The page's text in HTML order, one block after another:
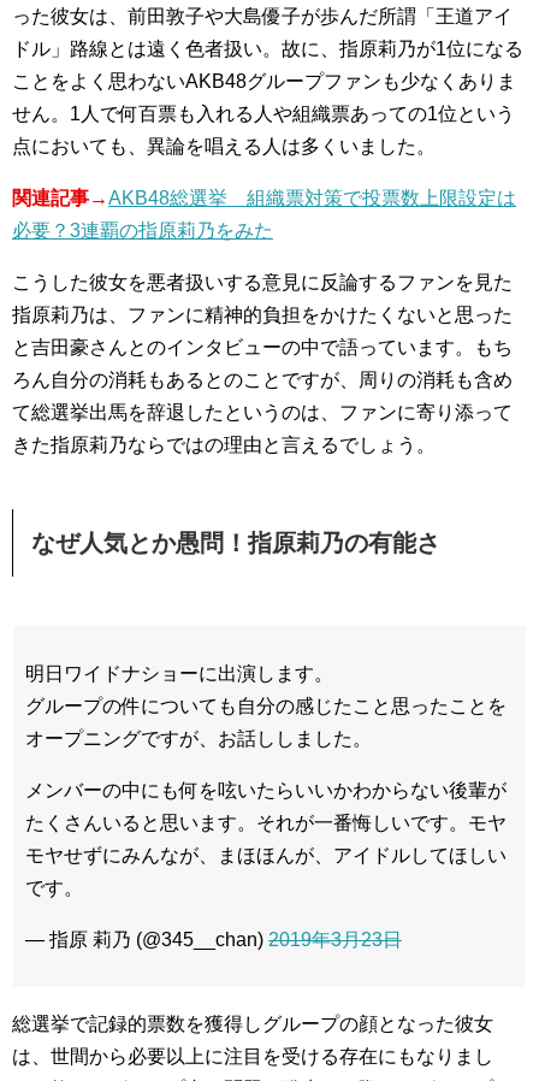
った彼女は、前田敦子や大島優子が歩んだ所謂「王道アイ
ドル」路線とは遠く色者扱い。故に、指原莉乃が1位になる
ことをよく思わないAKB48グループファンも少なくありま
せん。1人で何百票も入れる人や組織票あっての1位という
点においても、異論を唱える人は多くいました。
関連記事→AKB48総選挙 組織票対策で投票数上限設定は
必要？3連覇の指原莉乃をみた
こうした彼女を悪者扱いする意見に反論するファンを見た
指原莉乃は、ファンに精神的負担をかけたくないと思った
と吉田豪さんとのインタビューの中で語っています。もち
ろん自分の消耗もあるとのことですが、周りの消耗も含め
て総選挙出馬を辞退したというのは、ファンに寄り添って
きた指原莉乃ならではの理由と言えるでしょう。
なぜ人気とか愚問！指原莉乃の有能さ
明日ワイドナショーに出演します。
グループの件についても自分の感じたこと思ったことを
オープニングですが、お話ししました。
メンバーの中にも何を呟いたらいいかわからない後輩が
たくさんいると思います。それが一番悔しいです。モヤ
モヤせずにみんなが、まほほんが、アイドルしてほしい
です。
— 指原 莉乃 (@345__chan) 2019年3月23日
総選挙で記録的票数を獲得しグループの顔となった彼女
は、世間から必要以上に注目を受ける存在にもなりまし